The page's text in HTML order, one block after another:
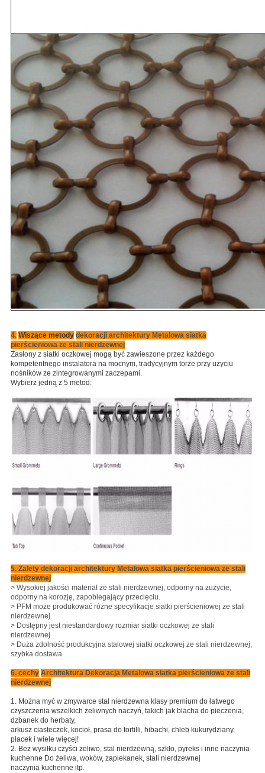
4. Wiszące metody dekoracji architektury Metalowa siatka
pierścieniowa ze stali nierdzewnej
Zasłony z siatki oczkowej mogą być zawieszone przez każdego
kompetentnego instalatora na mocnym, tradycyjnym torze przy użyciu
nośników ze zintegrowanymi zaczepami.
Wybierz jedną z 5 metod:
5. Zalety dekoracji architektury Metalowa siatka pierścieniowa ze stali
nierdzewnej
> Wysokiej jakości materiał ze stali nierdzewnej, odporny na zużycie,
odporny na korozję, zapobiegający przecięciu.
> PFM może produkować różne specyfikacje siatki pierścieniowej ze stali
nierdzewnej.
> Dostępny jest niestandardowy rozmiar siatki oczkowej ze stali
nierdzewnej
> Duża zdolność produkcyjna stalowej siatki oczkowej ze stali nierdzewnej,
szybka dostawa.
6. cechy Architektura Dekoracja Metalowa siatka pierścieniowa ze stali
nierdzewnej
1. Można myć w zmywarce stal nierdzewna klasy premium do łatwego
czyszczenia wszelkich żeliwnych naczyń, takich jak blacha do pieczenia,
dzbanek do herbaty,
arkusz ciasteczek, kocioł, prasa do tortilli, hibachi, chleb kukurydziany,
placek i wiele więcej!
2. Bez wysiłku czyści żeliwo, stal nierdzewną, szkło, pyreks i inne naczynia
kuchenne Do żeliwa, woków, zapiekanek, stali nierdzewnej
naczynia kuchenne itp.